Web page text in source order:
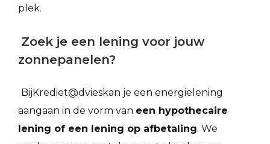
plek.
Zoek je een lening voor jouw
zonnepanelen?
BijKrediet@dvieskan je een energielening
aangaan in de vorm van een hypothecaire
lening of een lening op afbetaling. We